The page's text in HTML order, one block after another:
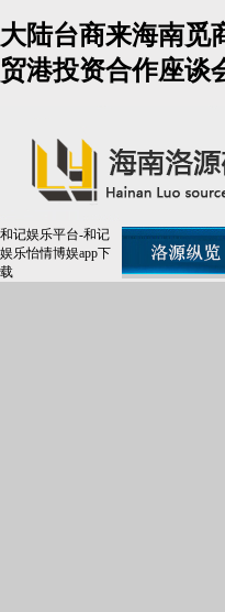
大陆台商来海南觅
贸港投资合作座谈
和记娱乐平台-和记
娱乐怡情博娱app下
载